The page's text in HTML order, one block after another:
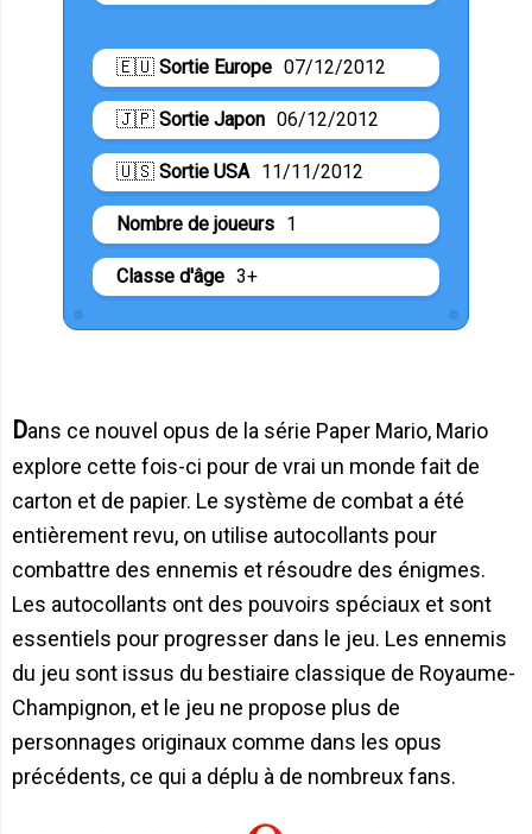
🇪🇺 Sortie Europe 07/12/2012
🇯🇵 Sortie Japon 06/12/2012
🇺🇸 Sortie USA 11/11/2012
Nombre de joueurs 1
Classe d'âge 3+
Dans ce nouvel opus de la série Paper Mario, Mario
explore cette fois-ci pour de vrai un monde fait de
carton et de papier. Le système de combat a été
entièrement revu, on utilise autocollants pour
combattre des ennemis et résoudre des énigmes.
Les autocollants ont des pouvoirs spéciaux et sont
essentiels pour progresser dans le jeu. Les ennemis
du jeu sont issus du bestiaire classique de Royaume-
Champignon, et le jeu ne propose plus de
personnages originaux comme dans les opus
précédents, ce qui a déplu à de nombreux fans.